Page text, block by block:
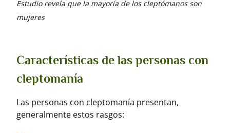
Estudio revela que la mayoría de los cleptómanos son
mujeres
Características de las personas con
cleptomanía
Las personas con cleptomanía presentan,
generalmente estos rasgos: